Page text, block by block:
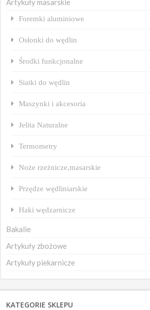
Foremki aluminiowe
Osłonki do wędlin
Środki funkcjonalne
Siatki do wędlin
Maszynki i akcesoria
Jelita Naturalne
Termometry
Noże rzeżnicze,masarskie
Przędze wędliniarskie
Haki wędzarnicze
Bakalie
Artykuły zbożowe
Artykuły piekarnicze
KATEGORIE SKLEPU